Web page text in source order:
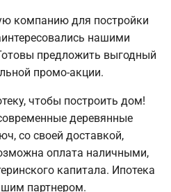
компанию для постройки
нашими
предложить выгодный
промо-акции.
чтобы построить дом!
деревянные
со своей доставкой,
оплата наличными,
капитала. Ипотека
партнером.